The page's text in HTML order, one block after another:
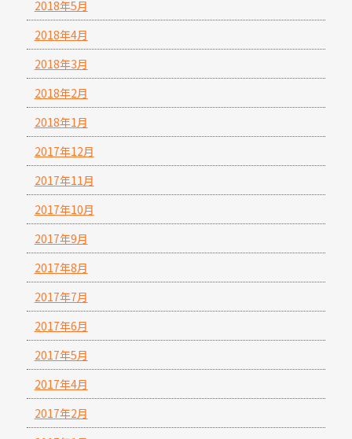
2018年5月
2018年4月
2018年3月
2018年2月
2018年1月
2017年12月
2017年11月
2017年10月
2017年9月
2017年8月
2017年7月
2017年6月
2017年5月
2017年4月
2017年2月